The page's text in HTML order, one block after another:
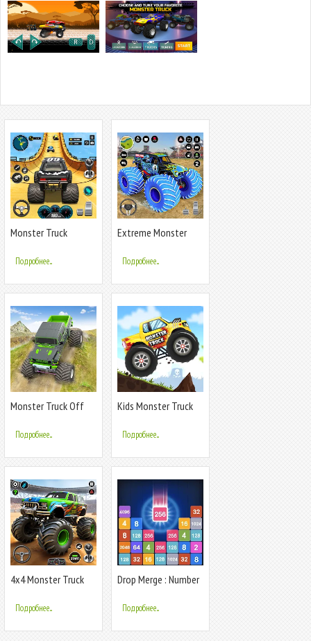
Monster Truck
Подробнее...
Extreme Monster
Подробнее...
Monster Truck Off
Подробнее...
Kids Monster Truck
Подробнее...
4x4 Monster Truck
Подробнее...
Drop Merge : Number
Подробнее...